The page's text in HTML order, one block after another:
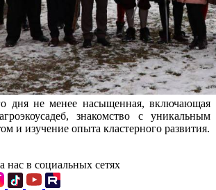
дня не менее насыщенная, включающая
знакомство с уникальным
и изучение опыта кластерного развития.
нас в социальных сетях